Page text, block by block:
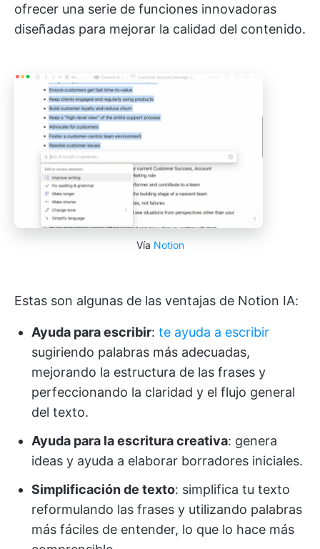
ofrecer una serie de funciones innovadoras
diseñadas para mejorar la calidad del contenido.
Vía Notion
Estas son algunas de las ventajas de Notion IA:
Ayuda para escribir: te ayuda a escribir
sugiriendo palabras más adecuadas,
mejorando la estructura de las frases y
perfeccionando la claridad y el flujo general
del texto.
Ayuda para la escritura creativa: genera
ideas y ayuda a elaborar borradores iniciales.
Simplificación de texto: simplifica tu texto
reformulando las frases y utilizando palabras
más fáciles de entender, lo que lo hace más